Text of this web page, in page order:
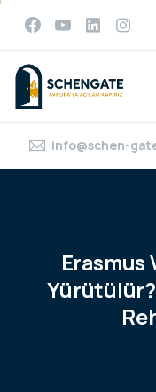
info@schen-
Erasmus
Yürütülür?